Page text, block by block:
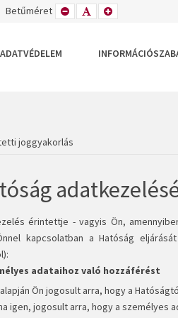
Betűméret KISEBB
BETŰTÍPUS
ALAPÉRTELMEZETT
BETŰMÉRET
NAGYOBB
BETŰMÉRET
ADATVÉDELEM
joggyakorlás
érintettje - vagyis Ön,
kapcsolatban a Hatóság
adataihoz való hozzáférést
Ön jogosult arra, hogy a
igen, jogosult arra, hogy a